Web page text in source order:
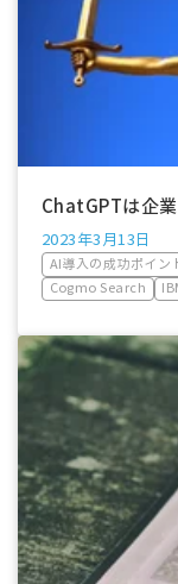
ChatGPTは企
2023年3月13日
AI導入の成功ポイン
Cogmo Search